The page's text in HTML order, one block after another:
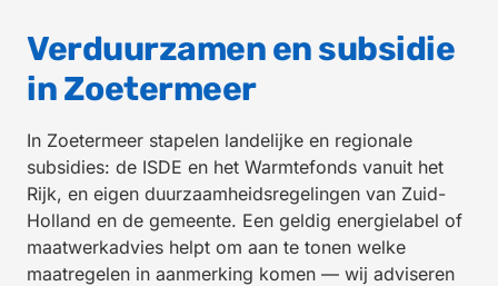
Verduurzamen en subsidie
in Zoetermeer
In Zoetermeer stapelen landelijke en regionale
subsidies: de ISDE en het Warmtefonds vanuit het
Rijk, en eigen duurzaamheidsregelingen van Zuid-
Holland en de gemeente. Een geldig energielabel of
maatwerkadvies helpt om aan te tonen welke
maatregelen in aanmerking komen — wij adviseren